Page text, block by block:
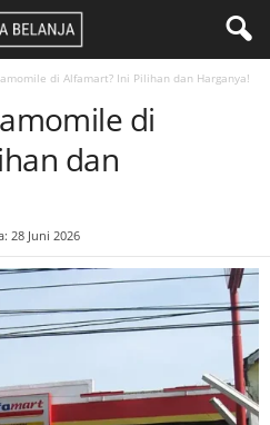
di Alfamart? Ini Pilihan dan Harganya!
di
dan
28 Juni 2026